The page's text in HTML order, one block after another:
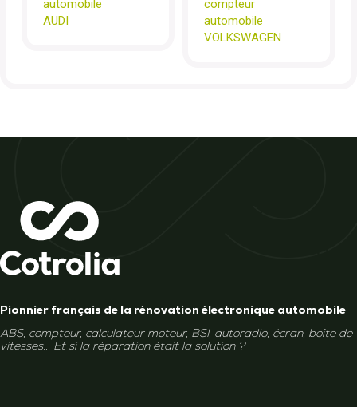
automobile
AUDI
compteur
automobile
VOLKSWAGEN
Pionnier français de la rénovation électronique automobile
ABS, compteur, calculateur moteur, BSI, autoradio, écran, boîte de
vitesses... Et si la réparation était la solution ?